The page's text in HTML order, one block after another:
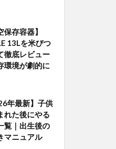
保存容器】
13Lを米びつ
徹底レビュー
環境が劇的に
年最新】子供
れた後にやる
覧｜出生後の
マニュアル